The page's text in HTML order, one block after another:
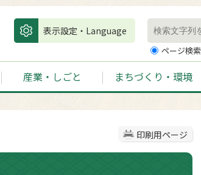
表示設定・Language
ページ検索
産業・しごと まちづくり・環境
印刷用ページ